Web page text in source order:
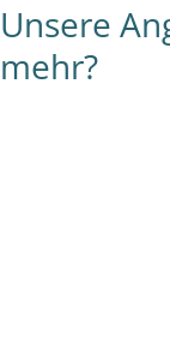
Unsere
mehr?